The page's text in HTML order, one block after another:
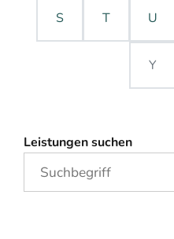
S T U
Y
Leistungen suchen